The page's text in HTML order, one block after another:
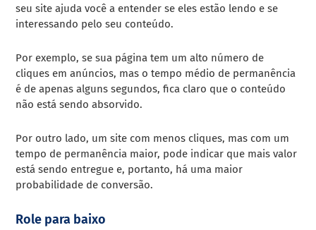
seu site ajuda você a entender se eles estão lendo e se
interessando pelo seu conteúdo.
Por exemplo, se sua página tem um alto número de
cliques em anúncios, mas o tempo médio de permanência
é de apenas alguns segundos, fica claro que o conteúdo
não está sendo absorvido.
Por outro lado, um site com menos cliques, mas com um
tempo de permanência maior, pode indicar que mais valor
está sendo entregue e, portanto, há uma maior
probabilidade de conversão.
Role para baixo